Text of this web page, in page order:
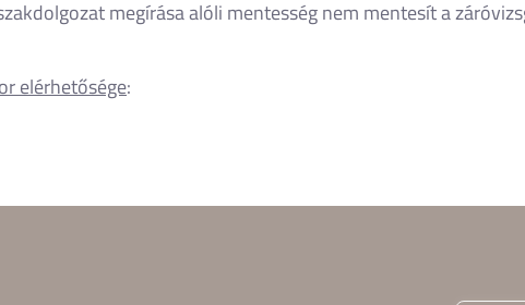
megírása alóli mentesség nem mentesít a
elérhetősége: